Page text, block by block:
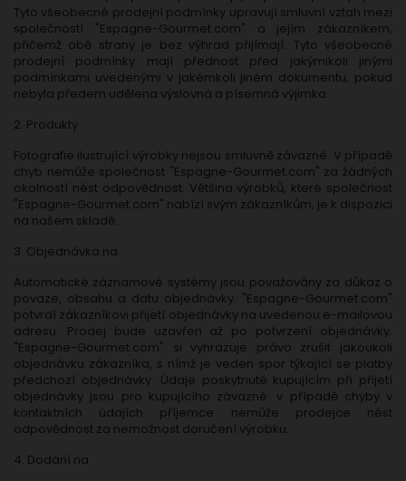
Tyto všeobecné prodejní podmínky upravují smluvní vztah mezi
společností "Espagne-Gourmet.com" a jejím zákazníkem,
přičemž obě strany je bez výhrad přijímají. Tyto všeobecné
prodejní podmínky mají přednost před jakýmikoli jinými
podmínkami uvedenými v jakémkoli jiném dokumentu, pokud
nebyla předem udělena výslovná a písemná výjimka.
2. Produkty
Fotografie ilustrující výrobky nejsou smluvně závazné. V případě
chyb nemůže společnost "Espagne-Gourmet.com" za žádných
okolností nést odpovědnost. Většina výrobků, které společnost
"Espagne-Gourmet.com" nabízí svým zákazníkům, je k dispozici
na našem skladě.
3. Objednávka na
Automatické záznamové systémy jsou považovány za důkaz o
povaze, obsahu a datu objednávky. "Espagne-Gourmet.com"
potvrdí zákazníkovi přijetí objednávky na uvedenou e-mailovou
adresu. Prodej bude uzavřen až po potvrzení objednávky.
"Espagne-Gourmet.com" si vyhrazuje právo zrušit jakoukoli
objednávku zákazníka, s nímž je veden spor týkající se platby
předchozí objednávky. Údaje poskytnuté kupujícím při přijetí
objednávky jsou pro kupujícího závazné: v případě chyby v
kontaktních údajích příjemce nemůže prodejce nést
odpovědnost za nemožnost doručení výrobku.
4. Dodání na